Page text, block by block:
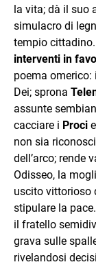
la vita; dà il suo
simulacro di
tempio
interventi in
poema omerico:
Dei; sprona
assunte
cacciare i Proci
non sia
dell’arco; rende
Odisseo, la
uscito vittorioso
stipulare la
il fratello
grava sulle
rivelandosi